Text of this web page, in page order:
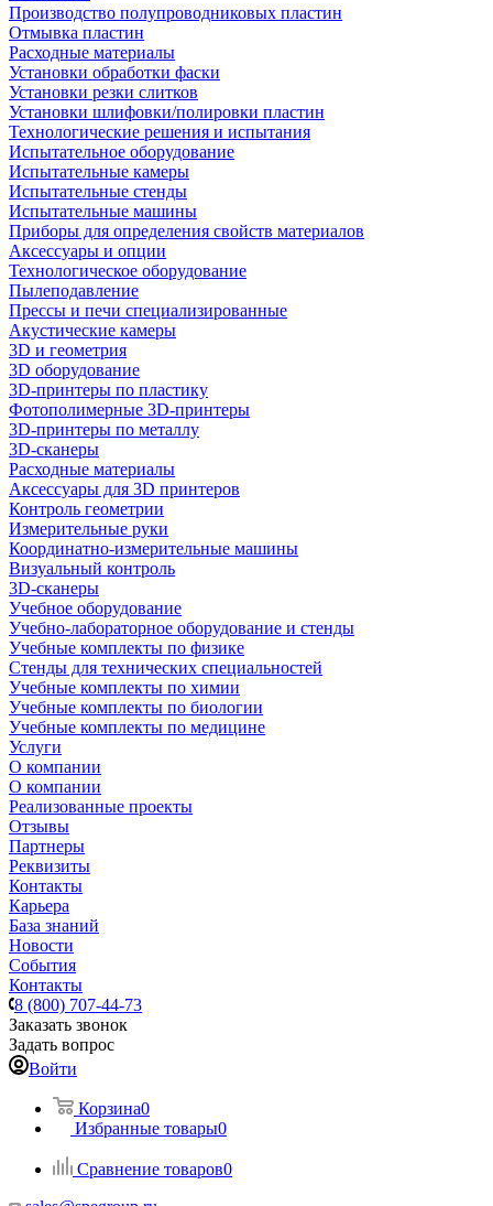
Производство полупроводниковых пластин
Отмывка пластин
Расходные материалы
Установки обработки фаски
Установки резки слитков
Установки шлифовки/полировки пластин
Технологические решения и испытания
Испытательное оборудование
Испытательные камеры
Испытательные стенды
Испытательные машины
Приборы для определения свойств материалов
Аксессуары и опции
Технологическое оборудование
Пылеподавление
Прессы и печи специализированные
Акустические камеры
3D и геометрия
3D оборудование
3D-принтеры по пластику
Фотополимерные 3D-принтеры
3D-принтеры по металлу
3D-сканеры
Расходные материалы
Аксессуары для 3D принтеров
Контроль геометрии
Измерительные руки
Координатно-измерительные машины
Визуальный контроль
3D-сканеры
Учебное оборудование
Учебно-лабораторное оборудование и стенды
Учебные комплекты по физике
Стенды для технических специальностей
Учебные комплекты по химии
Учебные комплекты по биологии
Учебные комплекты по медицине
Услуги
О компании
О компании
Реализованные проекты
Отзывы
Партнеры
Реквизиты
Контакты
Карьера
База знаний
Новости
События
Контакты
8 (800) 707-44-73
Заказать звонок
Задать вопрос
Войти
Корзина0
Избранные товары0
Сравнение товаров0